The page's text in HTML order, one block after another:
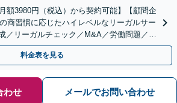
額3980円（税込）から契約可能】【顧問企
商習慣に応じたハイレベルなリーガルサー
／リーガルチェック／M&A／労働問題／知
【他士業連携可能】
料金表を見る
わせ メールでお問い合わせ